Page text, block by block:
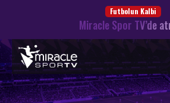
Futbolun Kalbi
Miracle Spor TV’de